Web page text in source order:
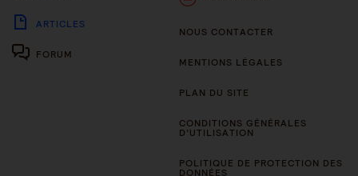
ARTICLES
FORUM
NOUS CONTACTER
MENTIONS LÉGALES
PLAN DU SITE
CONDITIONS GÉNÉRALES
D’UTILISATION
POLITIQUE DE PROTECTION DES
DONNÉES